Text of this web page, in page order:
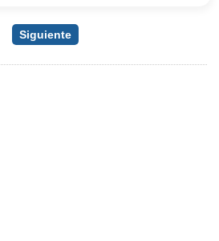
Siguiente